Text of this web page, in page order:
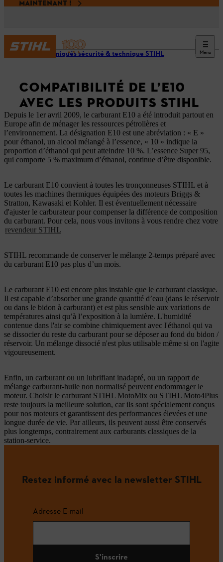
MAINTENANT !
Menu
Communiqués sécurité & technique STIHL
COMPATIBILITÉ DE L’E10
AVEC LES PRODUITS STIHL
Depuis le 1er avril 2009, le carburant E10 a été introduit partout en
Europe afin de ménager les ressources pétrolières et
l’environnement. La désignation E10 est une abréviation : « E »
pour éthanol, un alcool mélangé à l’essence, « 10 » indique la
proportion d’éthanol qui peut atteindre 10 %. L’essence Super 95,
qui comporte 5 % maximum d’éthanol, continue d’être disponible.
Le carburant E10 convient à toutes les tronçonneuses STIHL et à
toutes les machines thermiques équipées des moteurs Briggs &
Stratton, Kawasaki et Kohler. Il est éventuellement nécessaire
d'ajuster le carburateur pour compenser la différence de composition
du carburant. Pour cela, nous vous invitons à vous rendre chez votre
revendeur STIHL
STIHL recommande de conserver le mélange 2-temps préparé avec
du carburant E10 pas plus d’un mois.
Le carburant E10 est encore plus instable que le carburant classique.
Il est capable d’absorber une grande quantité d’eau (dans le réservoir
ou dans le bidon à carburant) et est plus sensible aux variations de
températures ainsi qu’à l’exposition à la lumière. L'humidité
contenue dans l'air se combine chimiquement avec l'éthanol qui va
se dissocier du reste du carburant pour se déposer au fond du bidon /
réservoir. Un mélange dissocié n'est plus utilisable même si on l'agite
vigoureusement.
Enfin, un carburant ou un lubrifiant inadapté, ou un rapport de
mélange carburant-huile non normalisé peuvent endommager le
moteur. Choisir le carburant STIHL MotoMix ou STIHL Moto4Plus
reste toujours la meilleure solution, car ils sont spécialement conçus
pour nos moteurs et garantissent des performances élevées et une
longue durée de vie. Par ailleurs, ils peuvent aussi être conservés
plus longtemps, contrairement aux carburants classiques de la
station-service.
Restez informé avec la newsletter STIHL
Adresse E-mail
S'inscrire